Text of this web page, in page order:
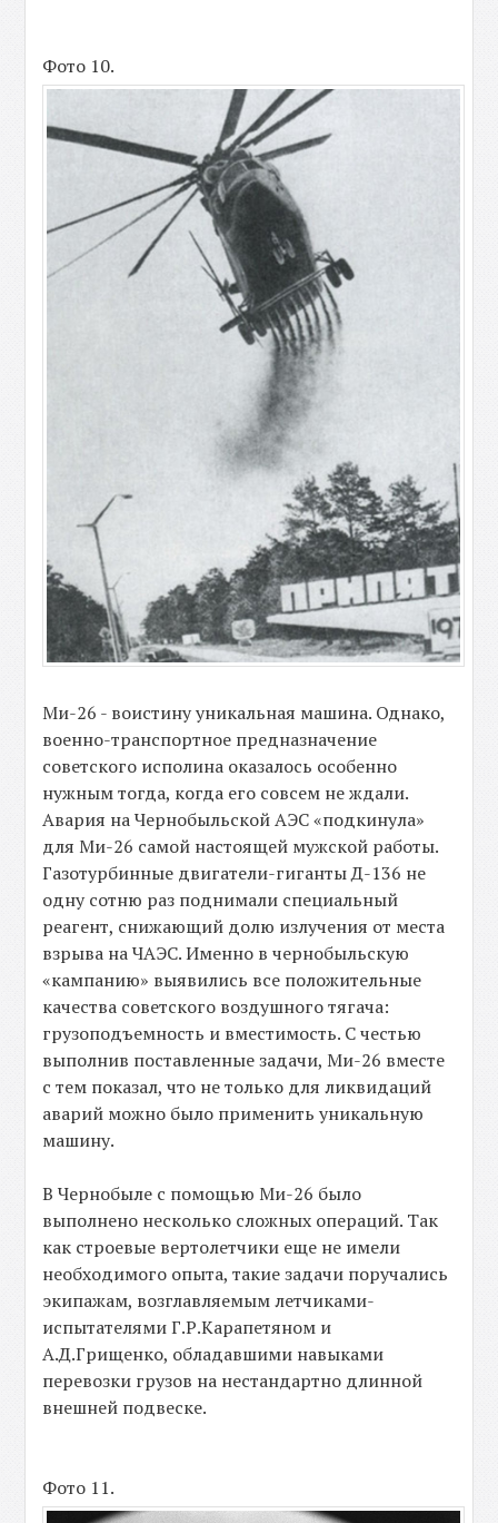
Фото 10.
Ми-26 - воистину уникальная машина. Однако,
военно-транспортное предназначение
советского исполина оказалось особенно
нужным тогда, когда его совсем не ждали.
Авария на Чернобыльской АЭС «подкинула»
для Ми-26 самой настоящей мужской работы.
Газотурбинные двигатели-гиганты Д-136 не
одну сотню раз поднимали специальный
реагент, снижающий долю излучения от места
взрыва на ЧАЭС. Именно в чернобыльскую
«кампанию» выявились все положительные
качества советского воздушного тягача:
грузоподъемность и вместимость. С честью
выполнив поставленные задачи, Ми-26 вместе
с тем показал, что не только для ликвидаций
аварий можно было применить уникальную
машину.
В Чернобыле с помощью Ми-26 было
выполнено несколько сложных операций. Так
как строевые вертолетчики еще не имели
необходимого опыта, такие задачи поручались
экипажам, возглавляемым летчиками-
испытателями Г.Р.Карапетяном и
А.Д.Грищенко, обладавшими навыками
перевозки грузов на нестандартно длинной
внешней подвеске.
Фото 11.